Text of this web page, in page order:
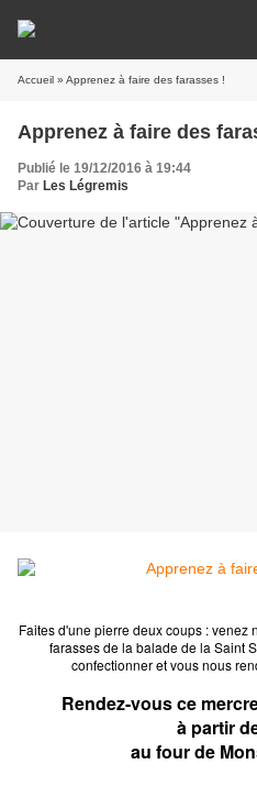
Accueil » Apprenez à faire des farasses !
Apprenez à faire des
Publié le 19/12/2016 à 19:44
Par Les Légremis
Faites d'une pierre deux coups :
farasses de la balade de la Saint
confectionner et vous nous
Rendez-vous ce
à partir
au four de